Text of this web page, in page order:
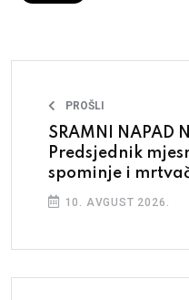
PROŠLI
SRAMNI NAPAD
Predsjednik
spominje i
10. AVGUST 2026.